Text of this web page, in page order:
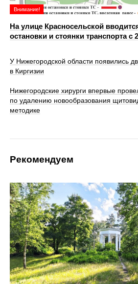
Внимание!
На улице Красносельской
остановки и стоянки транспорта с
У Нижегородской области появились
в Киргизии
Нижегородские хирурги впервые
по удалению новообразования
методике
Рекомендуем